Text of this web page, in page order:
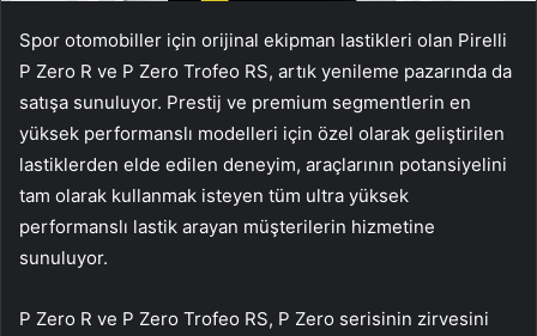
Spor otomobiller için orijinal ekipman lastikleri olan Pirelli
P Zero R ve P Zero Trofeo RS, artık yenileme pazarında da
satışa sunuluyor. Prestij ve premium segmentlerin en
yüksek performanslı modelleri için özel olarak geliştirilen
lastiklerden elde edilen deneyim, araçlarının potansiyelini
tam olarak kullanmak isteyen tüm ultra yüksek
performanslı lastik arayan müşterilerin hizmetine
sunuluyor.
P Zero R ve P Zero Trofeo RS, P Zero serisinin zirvesini